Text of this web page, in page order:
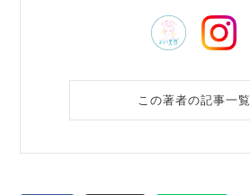
この著者の記事一覧